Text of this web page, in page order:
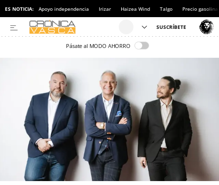
ES NOTICIA: Apoyo independencia Irizar Haizea Wind Talgo Precio gasolina
Pásate al MODO AHORRO